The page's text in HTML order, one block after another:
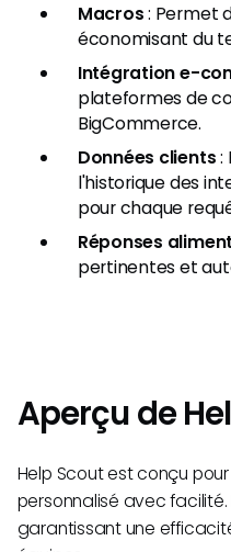
Macros: Permet
économisant du
Intégration e-
plateformes de
BigCommerce.
Données clients:
l'historique des
pour chaque
Réponses
pertinentes et
Aperçu de
Help Scout est conçu
personnalisé avec
garantissant une